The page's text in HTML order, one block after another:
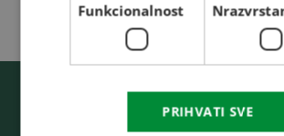
Funkcionalnost
PRIHVATI SVE